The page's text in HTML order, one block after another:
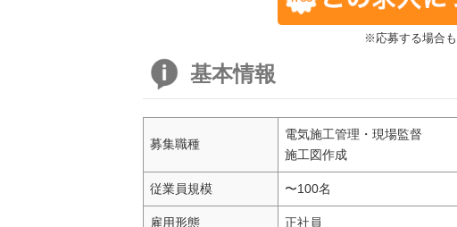
※応募する場合
基本情報
募集職種
電気施工管理・現場監督
施工図作成
従業員規模 〜100名
雇用形態 正社員